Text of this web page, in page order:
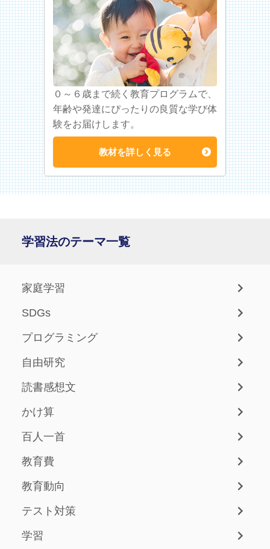
０～６歳まで続く教育プログラムで、
年齢や発達にぴったりの良質な学び体
験をお届けします。
教材を詳しく見る
学習法のテーマ一覧
家庭学習
SDGs
プログラミング
自由研究
読書感想文
かけ算
百人一首
教育費
教育動向
テスト対策
学習